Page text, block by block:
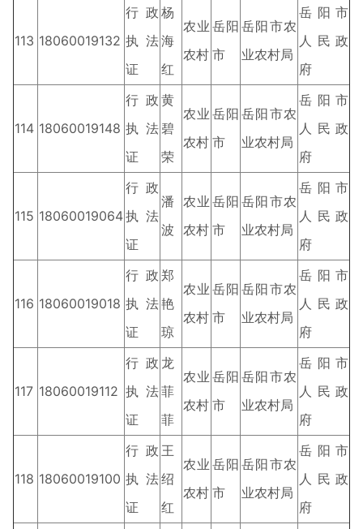
113 18060019132
行政
执法
证
杨
海
红
农业
农村
岳阳
市
岳阳市农
业农村局
岳阳市
人民政
府
114 18060019148
行政
执法
证
黄
碧
荣
农业
农村
岳阳
市
岳阳市农
业农村局
岳阳市
人民政
府
115 18060019064
行政
执法
证
潘
波
农业
农村
岳阳
市
岳阳市农
业农村局
岳阳市
人民政
府
116 18060019018
行政
执法
证
郑
艳
琼
农业
农村
岳阳
市
岳阳市农
业农村局
岳阳市
人民政
府
117 18060019112
行政
执法
证
龙
菲
菲
农业
农村
岳阳
市
岳阳市农
业农村局
岳阳市
人民政
府
118 18060019100
行政
执法
证
王
绍
红
农业
农村
岳阳
市
岳阳市农
业农村局
岳阳市
人民政
府